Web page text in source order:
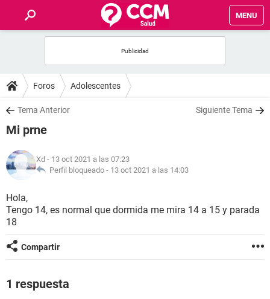
MENU
FOROS
SALUD
FAMILIA
NUTRICIÓN
BIENESTAR
Foros Adolescentes
Tema Anterior Siguiente Tema
Mi prne
Xd - 13 oct 2021 a las 07:23
Perfil bloqueado - 13 oct 2021 a las 14:03
Hola,
Tengo 14, es normal que dormida me mira 14 a 15 y parada
18
Compartir
1 respuesta